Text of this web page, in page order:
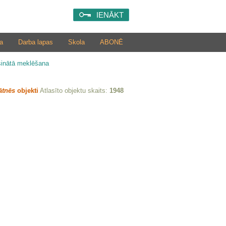
IENĀKT
ABONĒ
Skola
Darba lapas
meklēšana
objekti Atlasīto objektu skaits: 1948